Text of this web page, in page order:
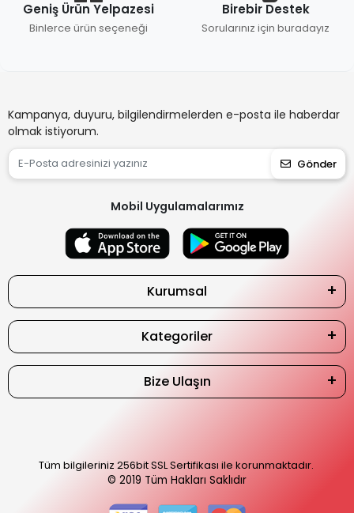
Geniş Ürün Yelpazesi
Binlerce ürün seçeneği
Birebir Destek
Sorularınız için buradayız
Kampanya, duyuru, bilgilendirmelerden e-posta ile haberdar
olmak istiyorum.
Gönder
Mobil Uygulamalarımız
Kurumsal
Kategoriler
Bize Ulaşın
Tüm bilgileriniz 256bit SSL Sertifikası ile korunmaktadır.
© 2019 Tüm Hakları Saklıdır